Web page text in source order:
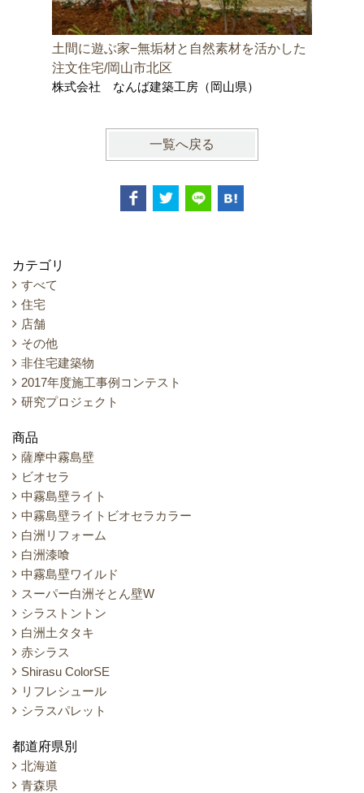
土間に遊ぶ家−無垢材と自然素材を活かした
注文住宅/岡山市北区
株式会社 なんば建築工房（岡山県）
一覧へ戻る
カテゴリ
すべて
住宅
店舗
その他
非住宅建築物
2017年度施工事例コンテスト
研究プロジェクト
商品
薩摩中霧島壁
ビオセラ
中霧島壁ライト
中霧島壁ライトビオセラカラー
白洲リフォーム
白洲漆喰
中霧島壁ワイルド
スーパー白洲そとん壁W
シラストントン
白洲土タタキ
赤シラス
Shirasu ColorSE
リフレシュール
シラスパレット
都道府県別
北海道
青森県